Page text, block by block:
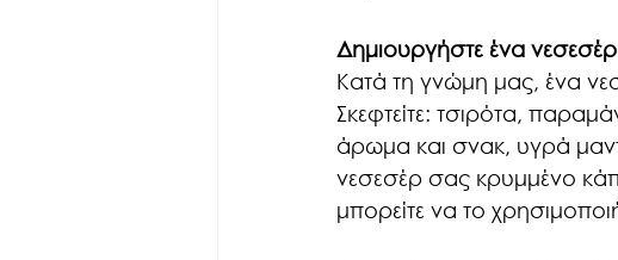
Δημιουργήστε ένα
Κατά τη γνώμη μας, ένα
Σκεφτείτε: τσιρότα,
άρωμα και σνακ, υγρά
νεσεσέρ σας κρυμμένο
μπορείτε να το